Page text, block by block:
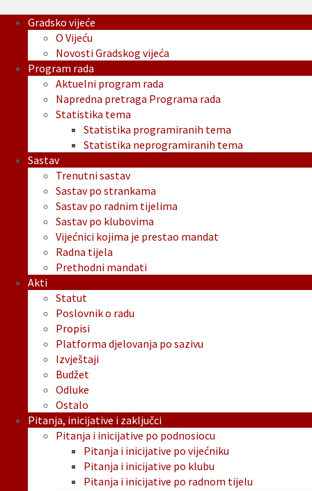
Gradsko vijeće
O Vijeću
Novosti Gradskog vijeća
Program rada
Aktuelni program rada
Napredna pretraga Programa rada
Statistika tema
Statistika programiranih tema
Statistika neprogramiranih tema
Sastav
Trenutni sastav
Sastav po strankama
Sastav po radnim tijelima
Sastav po klubovima
Vijećnici kojima je prestao mandat
Radna tijela
Prethodni mandati
Akti
Statut
Poslovnik o radu
Propisi
Platforma djelovanja po sazivu
Izvještaji
Budžet
Odluke
Ostalo
Pitanja, inicijative i zaključci
Pitanja i inicijative po podnosiocu
Pitanja i inicijative po vijećniku
Pitanja i inicijative po klubu
Pitanja i inicijative po radnom tijelu